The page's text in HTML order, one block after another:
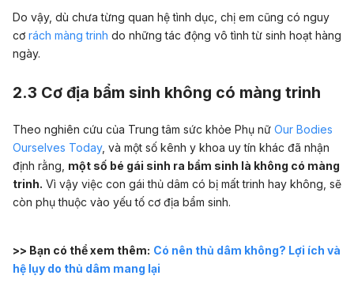
Do vậy, dù chưa từng quan hệ tình dục, chị em cũng có nguy
cơ rách màng trinh do những tác động vô tình từ sinh hoạt hàng
ngày.
2.3 Cơ địa bẩm sinh không có màng trinh
Theo nghiên cứu của Trung tâm sức khỏe Phụ nữ Our Bodies
Ourselves Today, và một số kênh y khoa uy tín khác đã nhận
định rằng, một số bé gái sinh ra bẩm sinh là không có màng
trinh. Vì vậy việc con gái thủ dâm có bị mất trinh hay không, sẽ
còn phụ thuộc vào yếu tố cơ địa bẩm sinh.
>> Bạn có thể xem thêm: Có nên thủ dâm không? Lợi ích và
hệ lụy do thủ dâm mang lại